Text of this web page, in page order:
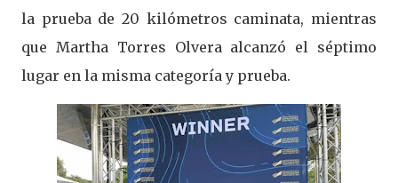
la prueba de 20 kilómetros caminata, mientras
que Martha Torres Olvera alcanzó el séptimo
lugar en la misma categoría y prueba.